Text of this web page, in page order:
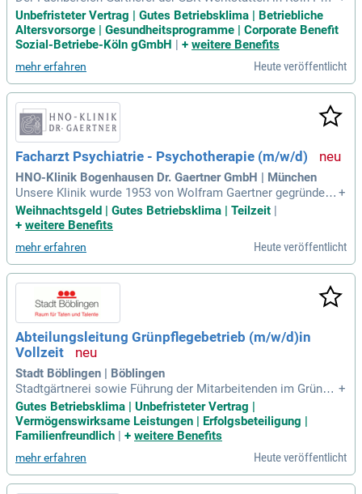
ist eine Rehabilitationseinrichtung zur Förderung und Betreu
ung von Menschen mit überwiegend geistigen Beeinträchtig
ungen.
Unbefristeter Vertrag | Gutes Betriebsklima | Betriebliche
Altersvorsorge | Gesundheitsprogramme | Corporate Benefit
Sozial-Betriebe-Köln gGmbH | + weitere Benefits
mehr erfahren Heute veröffentlicht
Facharzt Psychiatrie - Psychotherapie (m/w/d)
HNO-Klinik Bogenhausen Dr. Gaertner GmbH | München
Unsere Klinik wurde 1953 von Wolfram Gaertner gegründet u
nd wird seit drei Generationen als Familienbetrieb geführt. S
eit 2015 sind wir zudem von einer gemeinnützigen Stiftung g
+
Weihnachtsgeld | Gutes Betriebsklima | Teilzeit |
+ weitere Benefits
mehr erfahren Heute veröffentlicht
Abteilungsleitung Grünpflegebetrieb (m/w/d)in
Vollzeit
Stadt Böblingen | Böblingen
Stadtgärtnerei sowie Führung der Mitarbeitenden im Grünpfl
ege- und Forstbereich; Verantworten der Haushaltsplanung,
Budgetbewirtschaftung und wirtschaftlichen Betriebssteuer
ung; Sicherstellen einer nachhaltigen Grünflächenpflege so
+
Gutes Betriebsklima | Unbefristeter Vertrag |
Vermögenswirksame Leistungen | Erfolgsbeteiligung |
Familienfreundlich
+ weitere Benefits
mehr erfahren Heute veröffentlicht